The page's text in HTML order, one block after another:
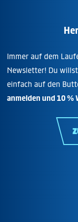
Immer auf dem
Newsletter! Du
einfach auf den
anmelden und 10 %